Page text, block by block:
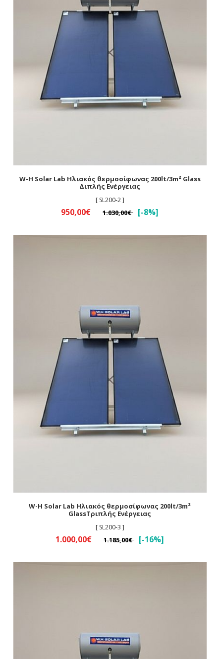
W-H Solar Lab Ηλιακός θερμοσίφωνας 200lt/3m² Glass
Διπλής Ενέργειας
[ SL200-2 ]
950,00€ 1.030,00€ [-8%]
W-H Solar Lab Ηλιακός θερμοσίφωνας 200lt/3m²
GlassΤριπλής Ενέργειας
[ SL200-3 ]
1.000,00€ 1.185,00€ [-16%]